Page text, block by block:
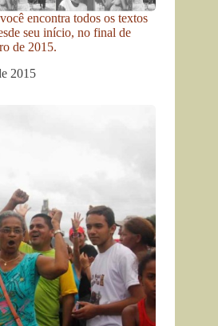
encontra todos os textos
seu início, no final de
de 2015.
2015